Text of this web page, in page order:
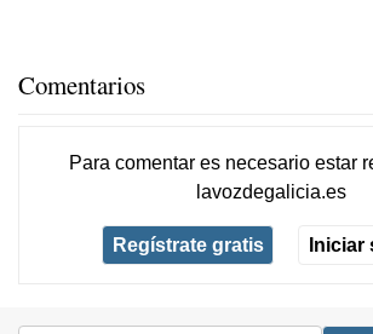
Comentarios
Para comentar es necesario estar
lavozdegalicia.es
Regístrate gratis Iniciar